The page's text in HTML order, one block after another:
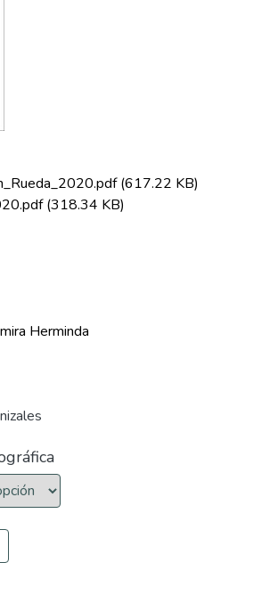
(617.22 KB)
(318.34 KB)
Herminda